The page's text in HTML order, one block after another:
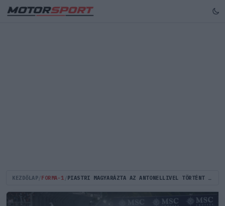
KEZDŐLAP FORMA-1 PIASTRI MAGYARÁZTA AZ ANTONELLIVEL TÖRTÉNT ÜTKÖZÉST ÉS A BÜNTETÉSÉT